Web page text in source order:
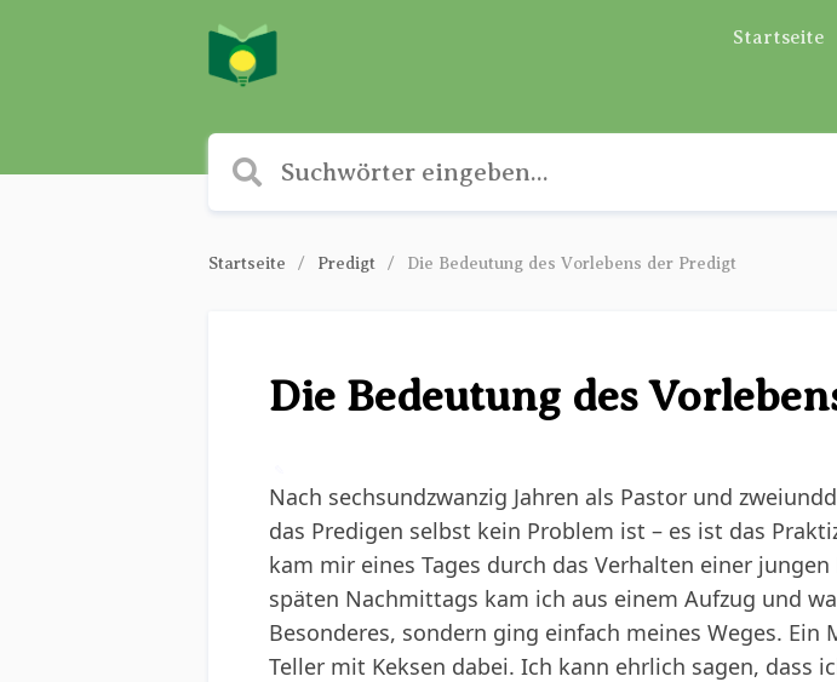
Startseite
Startseite Predigt Die Bedeutung des Vorlebens der Predigt
Die Bedeutung des
Nach sechsundzwanzig Jahren als Pastor und
das Predigen selbst kein Problem ist – es ist das
kam mir eines Tages durch das Verhalten einer
späten Nachmittags kam ich aus einem Aufzug und
Besonderes, sondern ging einfach meines Weges.
Teller mit Keksen dabei. Ich kann ehrlich sagen, dass